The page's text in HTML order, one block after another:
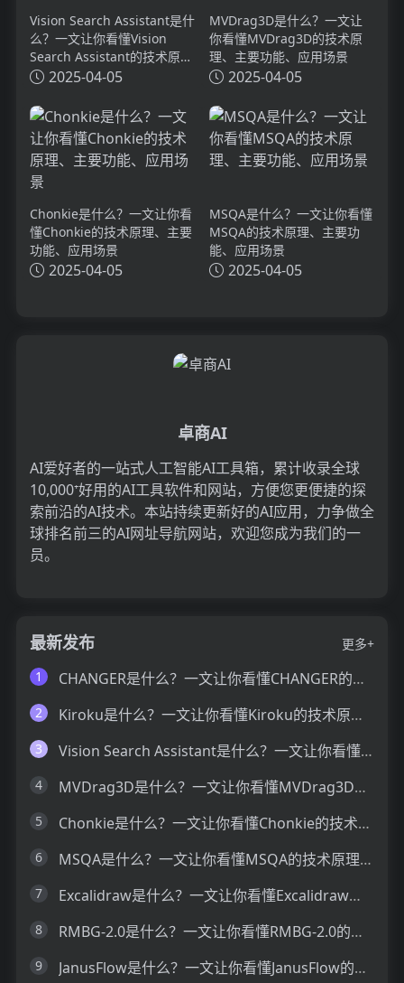
Vision Search Assistant是什
么？一文让你看懂Vision
Search Assistant的技术原
理、主要功能、应用场景
2025-04-05
MVDrag3D是什么？一文让
你看懂MVDrag3D的技术原
理、主要功能、应用场景
2025-04-05
Chonkie是什么？一文让你看
懂Chonkie的技术原理、主要
功能、应用场景
2025-04-05
MSQA是什么？一文让你看懂
MSQA的技术原理、主要功
能、应用场景
2025-04-05
卓商AI
AI爱好者的一站式人工智能AI工具箱，累计收录全球
10,000⁺好用的AI工具软件和网站，方便您更便捷的探
索前沿的AI技术。本站持续更新好的AI应用，力争做全
球排名前三的AI网址导航网站，欢迎您成为我们的一
员。
最新发布
更多+
1
CHANGER是什么？一文让你看懂CHANGER的技术原理、主要功能、应用场景
2 Kiroku是什么？一文让你看懂Kiroku的技术原理、主要功能、应用场景
3 Vision Search Assistant是什么？一文让你看懂Vision Search Assistant的技术原理、主要功能、应用场景
4 MVDrag3D是什么？一文让你看懂MVDrag3D的技术原理、主要功能、应用场景
5 Chonkie是什么？一文让你看懂Chonkie的技术原理、主要功能、应用场景
6 MSQA是什么？一文让你看懂MSQA的技术原理、主要功能、应用场景
7 Excalidraw是什么？一文让你看懂Excalidraw的技术原理、主要功能、应用场景
8 RMBG-2.0是什么？一文让你看懂RMBG-2.0的技术原理、主要功能、应用场景
9 JanusFlow是什么？一文让你看懂JanusFlow的技术原理、主要功能、应用场景